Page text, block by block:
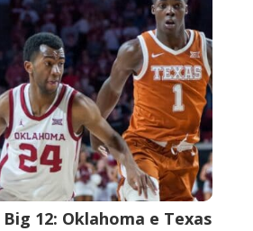
12: Oklahoma e Texas